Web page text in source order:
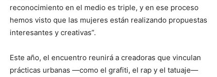
reconocimiento en el medio es triple, y en ese proceso
hemos visto que las mujeres están realizando propuestas
interesantes y creativas”.
Este año, el encuentro reunirá a creadoras que vinculan
prácticas urbanas —como el grafiti, el rap y el tatuaje—